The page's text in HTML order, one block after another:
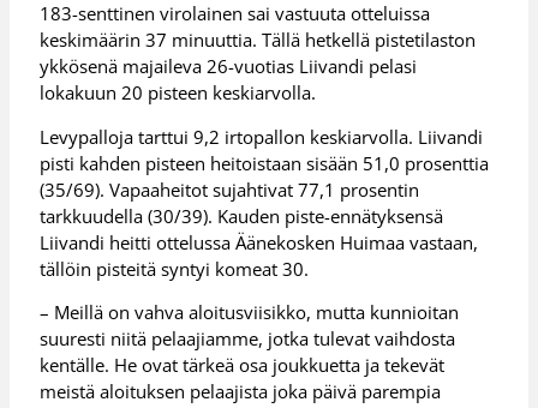
183-senttinen virolainen sai vastuuta otteluissa
keskimäärin 37 minuuttia. Tällä hetkellä pistetilaston
ykkösenä majaileva 26-vuotias Liivandi pelasi
lokakuun 20 pisteen keskiarvolla.
Levypalloja tarttui 9,2 irtopallon keskiarvolla. Liivandi
pisti kahden pisteen heitoistaan sisään 51,0 prosenttia
(35/69). Vapaaheitot sujahtivat 77,1 prosentin
tarkkuudella (30/39). Kauden piste-ennätyksensä
Liivandi heitti ottelussa Äänekosken Huimaa vastaan,
tällöin pisteitä syntyi komeat 30.
– Meillä on vahva aloitusviisikko, mutta kunnioitan
suuresti niitä pelaajiamme, jotka tulevat vaihdosta
kentälle. He ovat tärkeä osa joukkuetta ja tekevät
meistä aloituksen pelaajista joka päivä parempia